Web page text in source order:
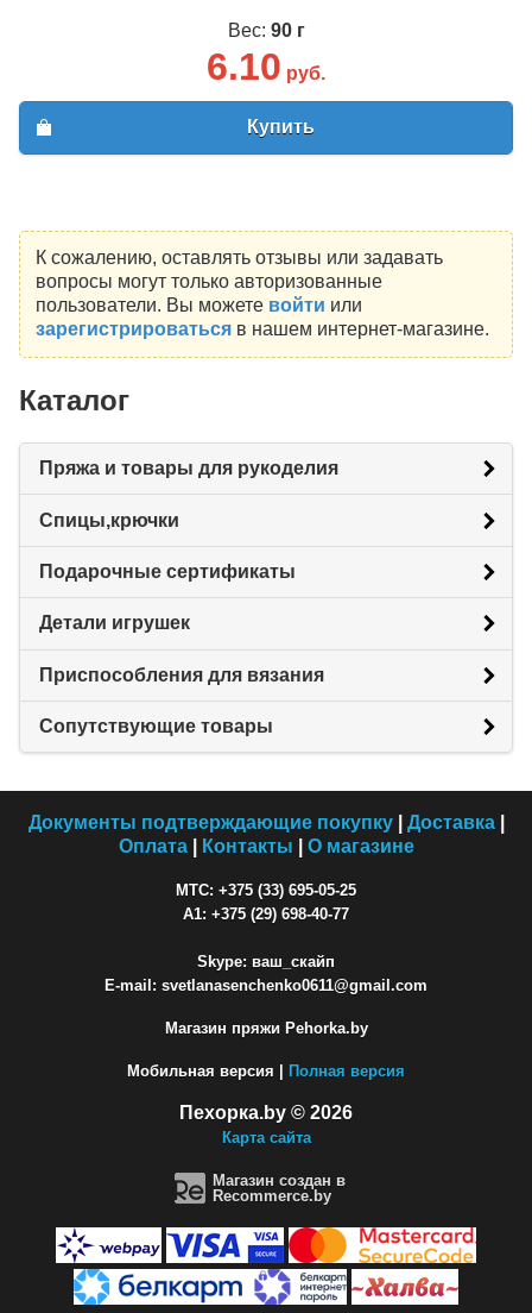
Вес: 90 г
6.10 руб.
Купить
К сожалению, оставлять отзывы или задавать
вопросы могут только авторизованные
пользователи. Вы можете войти или
зарегистрироватьсяв нашем интернет-магазине.
Каталог
Пряжа и товары для рукоделия
Спицы,крючки
Подарочные сертификаты
Детали игрушек
Приспособления для вязания
Сопутствующие товары
Документы подтверждающие покупку| Доставка|
Оплата| Контакты О магазине
МТС: +375 (33) 695-05-25
A1: +375 (29) 698-40-77
Skype: ваш_скайп
E-mail: svetlanasenchenko0611@gmail.com
Магазин пряжи Pehorka.by
Мобильная версия | Полная версия
Пехорка.by © 2026
Карта сайта
Магазин создан в
Recommerce.by